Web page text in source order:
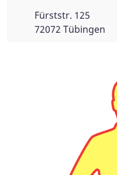
Fürststr. 125
72072 Tübingen